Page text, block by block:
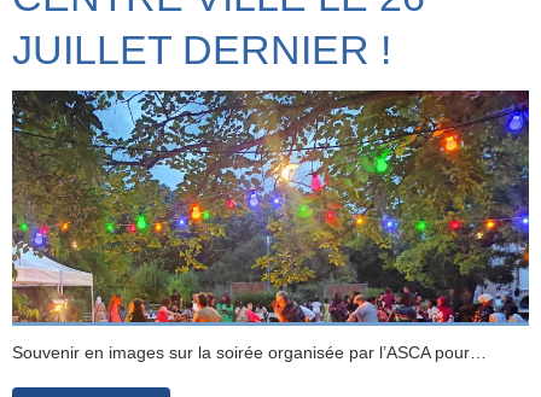
JUILLET DERNIER !
Souvenir en images sur la soirée organisée par l’ASCA pour…